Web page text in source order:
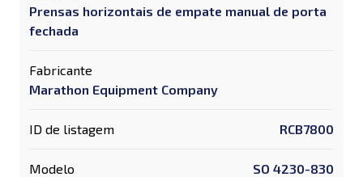
Prensas horizontais de empate manual de porta
fechada
Fabricante
Marathon Equipment Company
ID de listagem RCB7800
Modelo SO 4230-830